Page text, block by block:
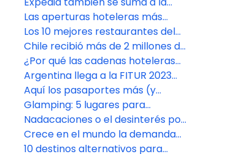
la sequía del Canal
fiebre de la Inteligencia Artificial
Las aperturas hoteleras más
destacadas en el Caribe en 2023
Los 10 mejores restaurantes del
mundo ubicados en hoteles
Chile recibió más de 2 millones de
turistas en 2022
¿Por qué las cadenas hoteleras
tienen tantas marcas?
Argentina llega a la FITUR 2023
con aspiraciones de crecimiento
Aquí los pasaportes más (y
menos) potentes del mundo en
2023
Glamping: 5 lugares para
practicarlo en España
Nadacaciones o el desinterés por
vivir nuevas experiencias
Crece en el mundo la demanda
por los viajes individuales
10 destinos alternativos para